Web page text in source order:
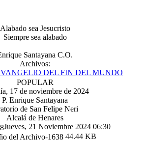
Alabado sea Jesucristo
Siempre sea alabado
Santayana C.O.
Archivos:
DEL FIN DEL MUNDO
POPULAR
17 de noviembre de 2024
P. Enrique Santayana
de San Felipe Neri
Alcalá de Henares
Jueves, 21 Noviembre 2024 06:30
44.44 KB